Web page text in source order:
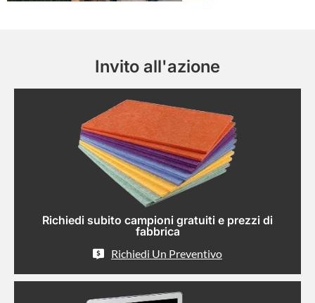
Invito all'azione
Richiedi subito campioni gratuiti e prezzi di
fabbrica
Richiedi Un Preventivo